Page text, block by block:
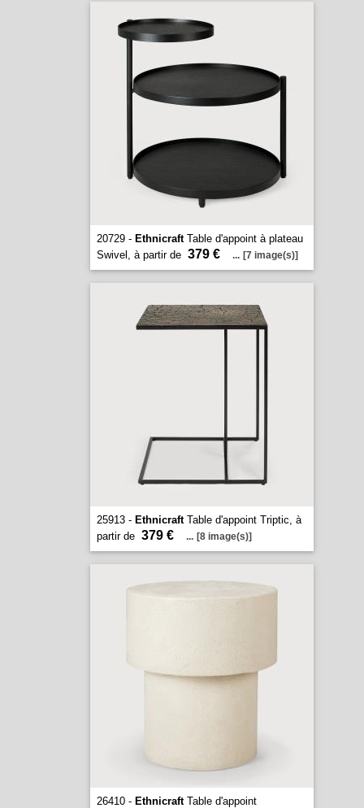
20729 - EthnicraftTable d'appoint à plateau
Swivel, à partir de 379 € ... [7 image(s)]
25913 - EthnicraftTable d'appoint Triptic, à
partir de 379 € ... [8 image(s)]
26410 - EthnicraftTable d'appoint